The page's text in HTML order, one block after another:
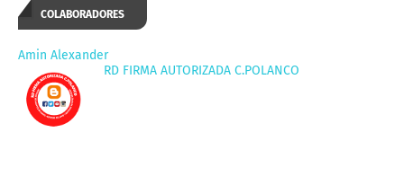
COLABORADORES
Amin Alexander
RD FIRMA AUTORIZADA C.POLANCO